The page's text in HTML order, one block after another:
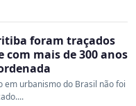
foram traçados
com mais de 300 anos
em urbanismo do Brasil não foi